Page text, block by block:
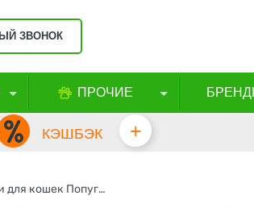
ЗВОНОК
ПРОЧИЕ
КЭШБЭК +
GiGwi Cat Melody Chaser / Игрушка Гигви для кошек Попугай со звуковым чипом